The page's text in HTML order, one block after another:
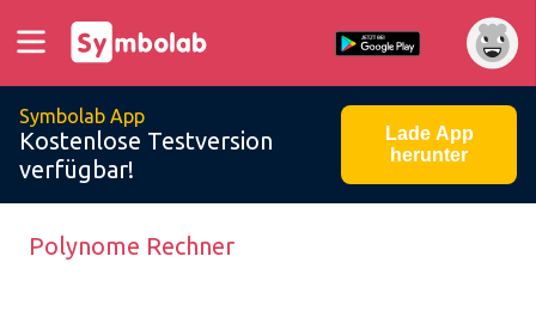
Symbolab App
Kostenlose Testversion
verfügbar!
Lade App
herunter
Polynome Rechner